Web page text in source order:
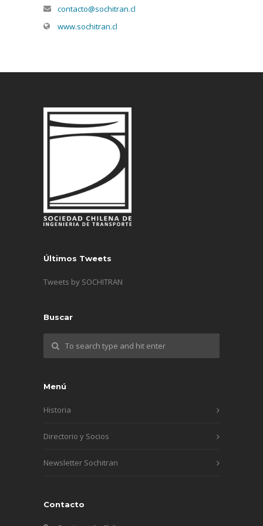
contacto@sochitran.cl
www.sochitran.cl
Últimos Tweets
Tweets by SOCHITRAN
Buscar
Menú
Historia
Directorio y Socios
Newsletter Sochitran
Contacto